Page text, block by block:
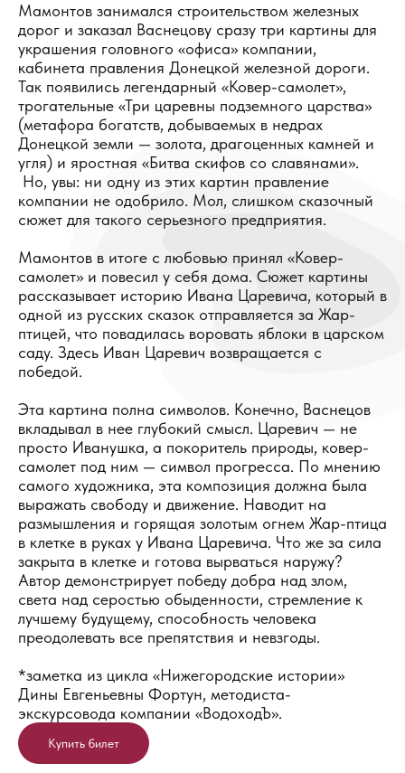
Мамонтов занимался строительством железных
дорог и заказал Васнецову сразу три картины для
украшения головного «офиса» компании,
кабинета правления Донецкой железной дороги.
Так появились легендарный «Ковер-самолет»,
трогательные «Три царевны подземного царства»
(метафора богатств, добываемых в недрах
Донецкой земли — золота, драгоценных камней и
угля) и яростная «Битва скифов со славянами».
Но, увы: ни одну из этих картин правление
компании не одобрило. Мол, слишком сказочный
сюжет для такого серьезного предприятия.
Мамонтов в итоге с любовью принял «Ковер-
самолет» и повесил у себя дома. Сюжет картины
рассказывает историю Ивана Царевича, который в
одной из русских сказок отправляется за Жар-
птицей, что повадилась воровать яблоки в царском
саду. Здесь Иван Царевич возвращается с
победой.
Эта картина полна символов. Конечно, Васнецов
вкладывал в нее глубокий смысл. Царевич — не
просто Иванушка, а покоритель природы, ковер-
самолет под ним — символ прогресса. По мнению
самого художника, эта композиция должна была
выражать свободу и движение. Наводит на
размышления и горящая золотым огнем Жар-птица
в клетке в руках у Ивана Царевича. Что же за сила
закрыта в клетке и готова вырваться наружу?
Автор демонстрирует победу добра над злом,
света над серостью обыденности, стремление к
лучшему будущему, способность человека
преодолевать все препятствия и невзгоды.
*заметка из цикла «Нижегородские истории»
Дины Евгеньевны Фортун, методиста-
экскурсовода компании «ВодоходЪ».
Купить билет